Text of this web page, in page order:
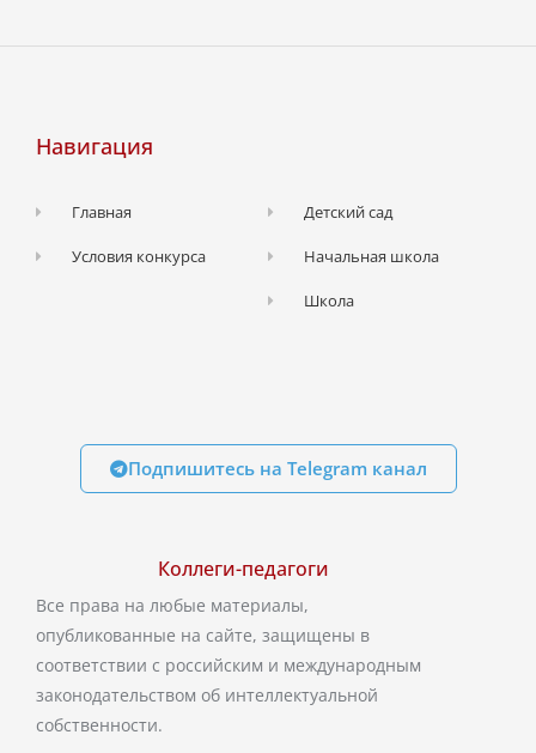
Навигация
Главная
Условия конкурса
Детский сад
Начальная школа
Школа
Подпишитесь на Telegram канал
Коллеги-педагоги
Все права на любые материалы,
опубликованные на сайте, защищены в
соответствии с российским и международным
законодательством об интеллектуальной
собственности.